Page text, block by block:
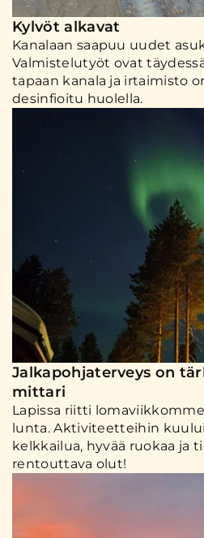
Kylvöt alkavat
Kanalaan saapuu uudet
Valmistelutyöt ovat
tapaan kanala ja irtaimisto
desinfioitu huolella.
Jalkapohjaterveys on
mittari
Lapissa riitti
lunta. Aktiviteetteihin
kelkkailua, hyvää ruokaa ja
rentouttava olut!